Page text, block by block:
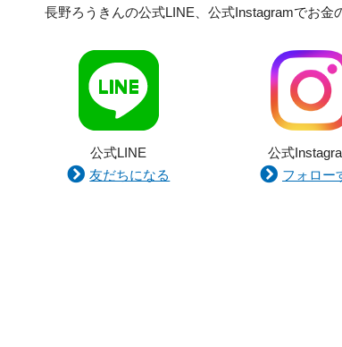
長野ろうきんの公式LINE、公式Instagramでお金
公式LINE
友だちになる
公式
フォロー